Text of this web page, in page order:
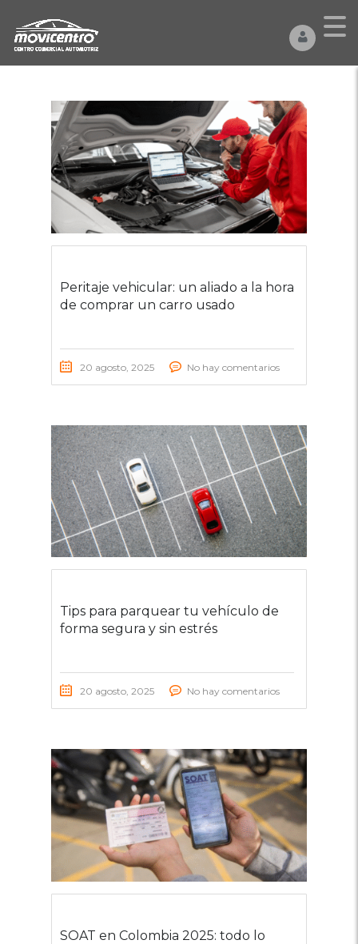
Peritaje vehicular: un aliado a la hora
de comprar un carro usado
20 agosto, 2025 No hay comentarios
Tips para parquear tu vehículo de
forma segura y sin estrés
20 agosto, 2025 No hay comentarios
SOAT en Colombia 2025: todo lo